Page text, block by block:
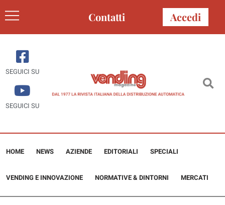
Contatti Accedi
SEGUICI SU
SEGUICI SU
HOME NEWS AZIENDE EDITORIALI SPECIALI
VENDING E INNOVAZIONE NORMATIVE & DINTORNI MERCATI